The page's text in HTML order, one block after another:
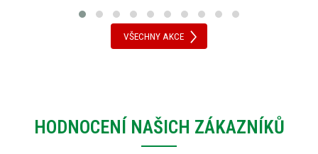
VŠECHNY AKCE
HODNOCENÍ NAŠICH ZÁKAZNÍKŮ